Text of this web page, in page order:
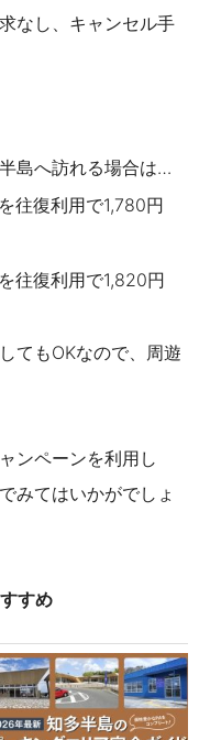
なし、キャンセル手
島へ訪れる場合は…
往復利用で1,780円
往復利用で1,820円
てもOKなので、周遊
ンペーンを利用し
みてはいかがでしょ
すめ